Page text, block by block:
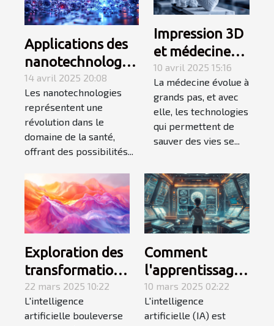
Applications des
nanotechnologies
en santé
avancées
prometteuses et
controverses
éthiques
14 avril 2025 20:08
Les nanotechnologies
représentent une
révolution dans le
domaine de la santé,
offrant des possibilités...
Impression 3D
et médecine
personnalisée
comment
l'impression
d'organes
change les
10 avril 2025 15:16
La médecine évolue à
grands pas, et avec
elle, les technologies
qui permettent de
sauver des vies se...
Exploration des
transformations
créatives à
travers
22 mars 2025 10:22
L'intelligence
artificielle bouleverse
Comment
l'apprentissage
de l'IA en 4
semaines peut
10 mars 2025 02:22
L'intelligence
artificielle (IA) est